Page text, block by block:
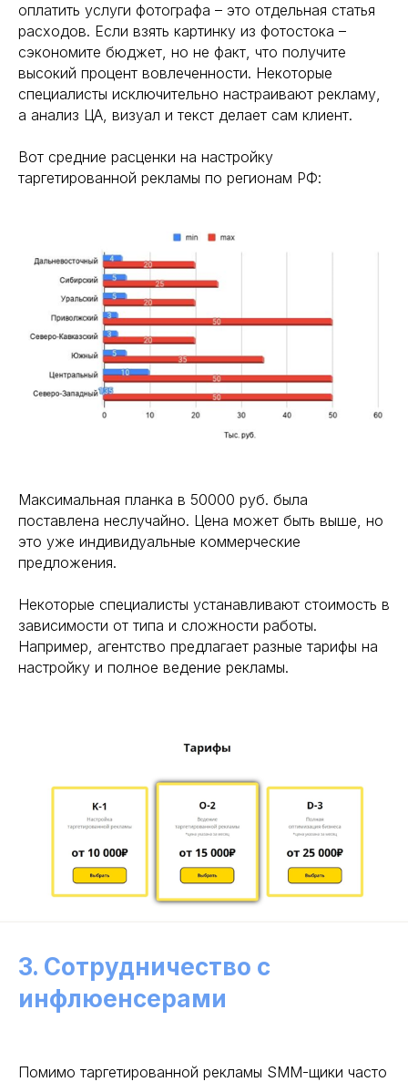
оплатить услуги фотографа – это отдельная статья
расходов. Если взять картинку из фотостока –
сэкономите бюджет, но не факт, что получите
высокий процент вовлеченности. Некоторые
специалисты исключительно настраивают рекламу,
а анализ ЦА, визуал и текст делает сам клиент.
Вот средние расценки на настройку
таргетированной рекламы по регионам РФ:
Максимальная планка в 50000 руб. была
поставлена неслучайно. Цена может быть выше, но
это уже индивидуальные коммерческие
предложения.
Некоторые специалисты устанавливают стоимость в
зависимости от типа и сложности работы.
Например, агентство предлагает разные тарифы на
настройку и полное ведение рекламы.
3. Сотрудничество с
инфлюенсерами
Помимо таргетированной рекламы SMM-щики часто